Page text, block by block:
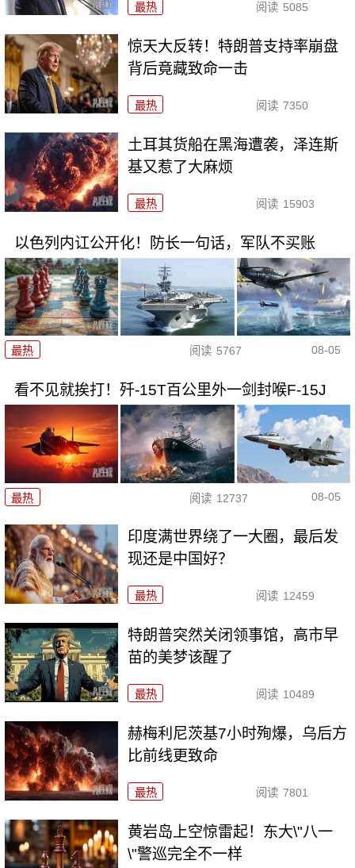
最热 阅读 5085
惊天大反转！特朗普支持率崩盘
背后竟藏致命一击
最热 阅读 7350
土耳其货船在黑海遭袭，泽连斯
基又惹了大麻烦
最热 阅读 15903
以色列内讧公开化！防长一句话，军队不买账
最热 阅读 5767 08-05
看不见就挨打！歼-15T百公里外一剑封喉F-15J
最热 阅读 12737 08-05
印度满世界绕了一大圈，最后发
现还是中国好？
最热 阅读 12459
特朗普突然关闭领事馆，高市早
苗的美梦该醒了
最热 阅读 10489
赫梅利尼茨基7小时殉爆，乌后方
比前线更致命
最热 阅读 7801
黄岩岛上空惊雷起！东大\"八一
\"警巡完全不一样